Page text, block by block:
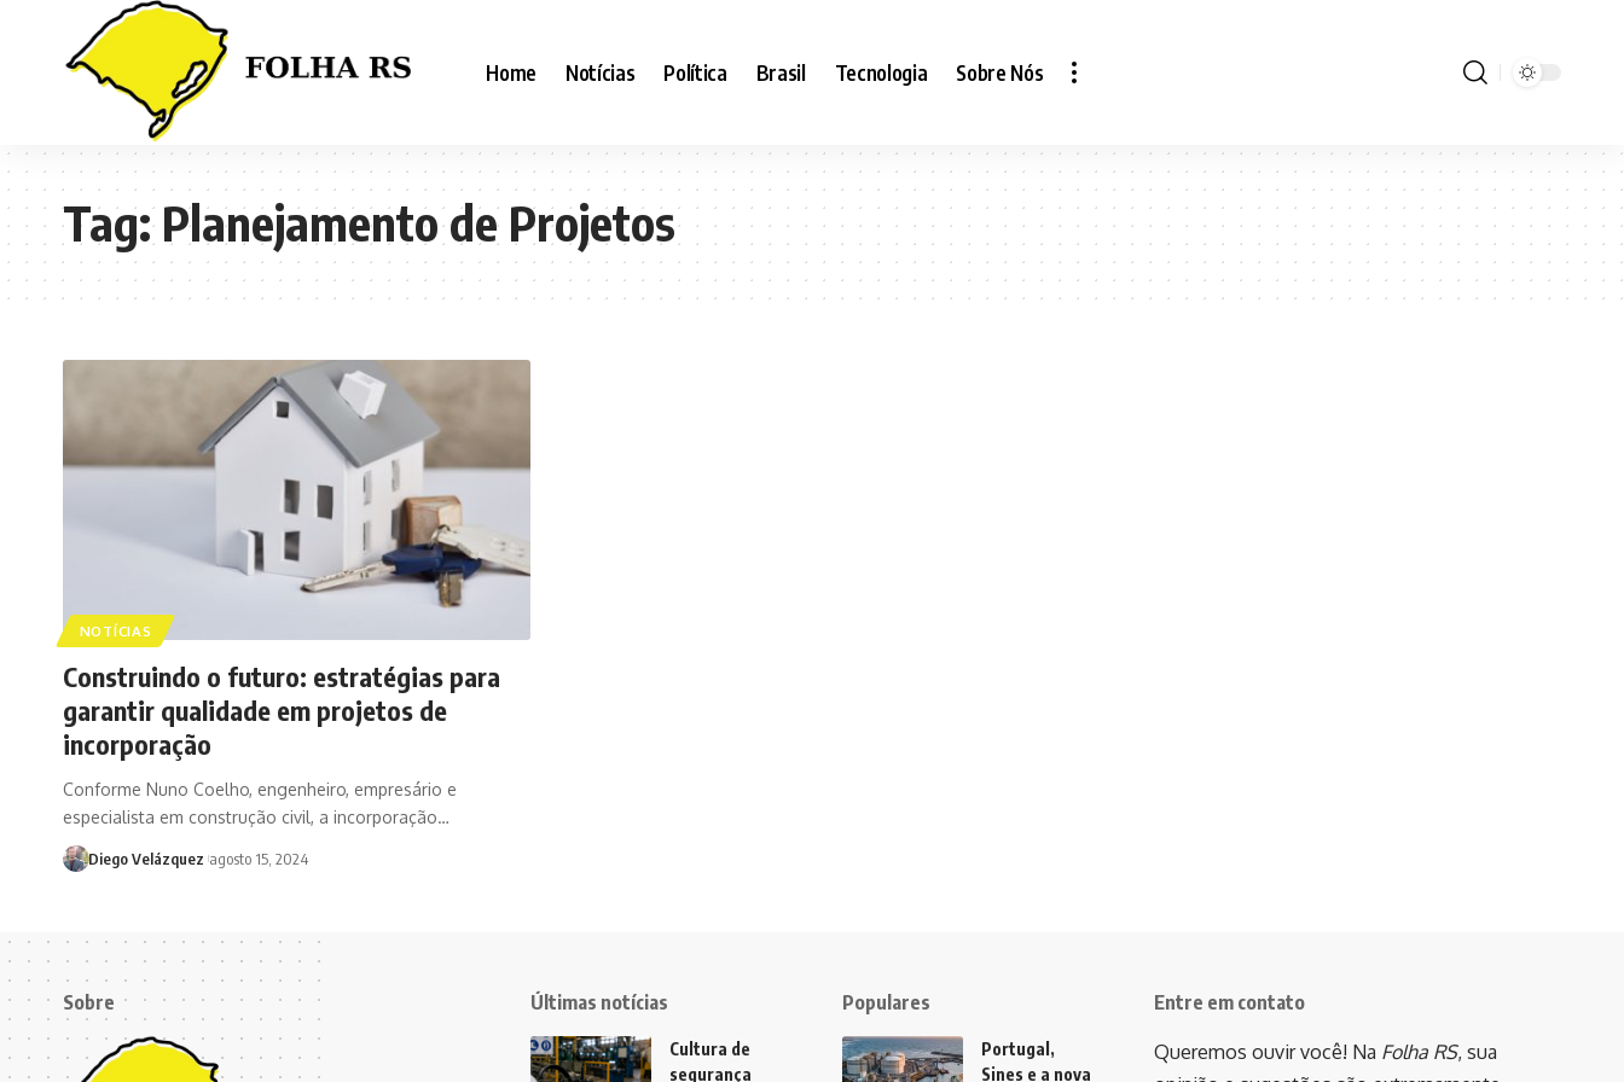
Home Notícias Política Brasil Tecnologia Sobre Nós
Tag:Planejamento de Projetos
NOTÍCIAS
Construindo o futuro: estratégias para
garantir qualidade em projetos de
incorporação
Conforme Nuno Coelho, engenheiro, empresário e
especialista em construção civil, a incorporação…
Diego Velázquez agosto 15, 2024
Sobre Últimas notícias
Cultura de
segurança
Populares
Portugal,
Sines e a nova
Entre em contato
Queremos ouvir você! Na Folha RS, sua